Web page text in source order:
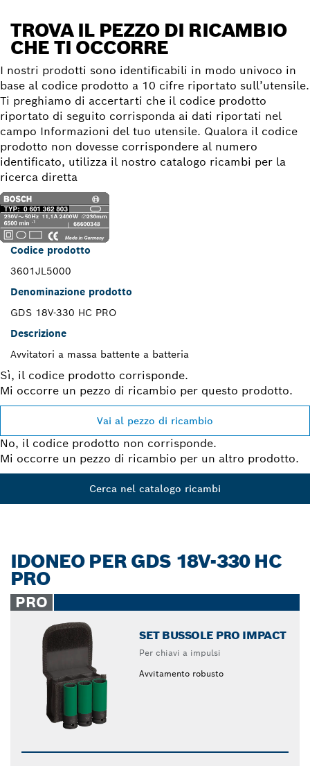
TROVA IL PEZZO DI RICAMBIO
CHE TI OCCORRE
I nostri prodotti sono identificabili in modo univoco in
base al codice prodotto a 10 cifre riportato sull’utensile.
Ti preghiamo di accertarti che il codice prodotto
riportato di seguito corrisponda ai dati riportati nel
campo Informazioni del tuo utensile. Qualora il codice
prodotto non dovesse corrispondere al numero
identificato, utilizza il nostro catalogo ricambi per la
ricerca diretta
Codice prodotto
3601JL5000
Denominazione prodotto
GDS 18V-330 HC PRO
Descrizione
Avvitatori a massa battente a batteria
Sì, il codice prodotto corrisponde.
Mi occorre un pezzo di ricambio per questo prodotto.
Vai al pezzo di ricambio
No, il codice prodotto non corrisponde.
Mi occorre un pezzo di ricambio per un altro prodotto.
Cerca nel catalogo ricambi
IDONEO PER GDS 18V-330 HC
PRO
PRO
SET BUSSOLE PRO IMPACT
Per chiavi a impulsi
Avvitamento robusto